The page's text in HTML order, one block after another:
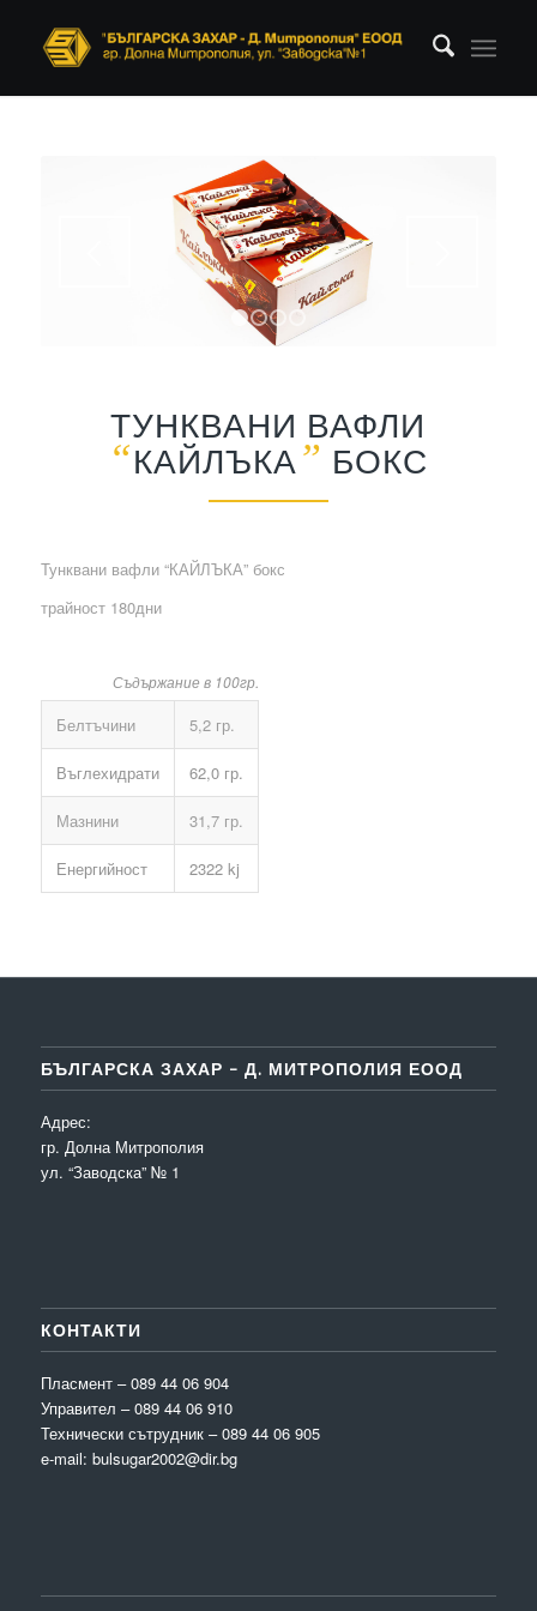
ТУНКВАНИ ВАФЛИ
“КАЙЛЪКА ” БОКС
Тунквани вафли “КАЙЛЪКА” бокс
трайност 180дни
Съдържание в 100гр.
Белтъчини 5,2 гр.
Въглехидрати 62,0 гр.
Мазнини 31,7 гр.
Енергийност 2322 kj
БЪЛГАРСКА ЗАХАР – Д. МИТРОПОЛИЯ ЕООД
Адрес:
гр. Долна Митрополия
ул. “Заводска” № 1
КОНТАКТИ
Пласмент – 089 44 06 904
Управител – 089 44 06 910
Технически сътрудник – 089 44 06 905
e-mail: bulsugar2002@dir.bg